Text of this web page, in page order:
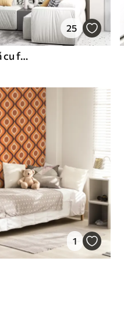
25
Imprimare abstractă texturată cu forme geometrice, cercuri și arcuri și plante negre și verzi pe un fundal alb
1